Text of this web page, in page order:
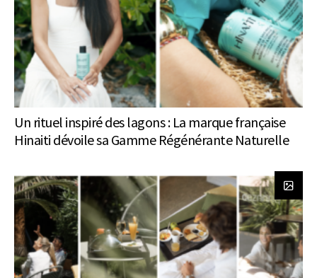
Un rituel inspiré des lagons : La marque française
Hinaiti dévoile sa Gamme Régénérante Naturelle